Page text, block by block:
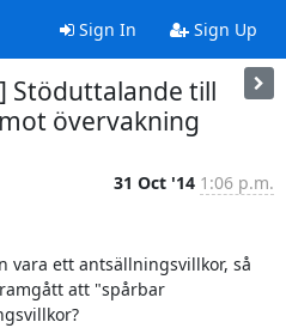
Sign In Sign Up
Stöduttalande till
övervakning
31 Oct '14 1:06 p.m.
vara ett antsällningsvillkor, så
att "spårbar